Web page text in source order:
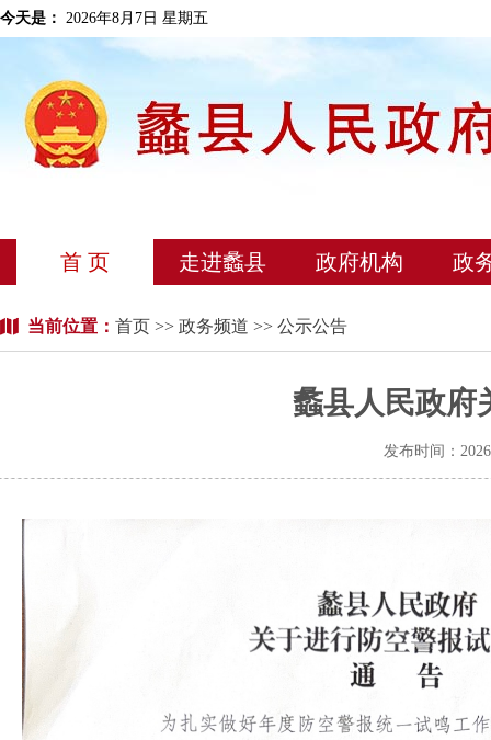
今天是： 2026年8月7日 星期五
首 页 走进蠡县 政府机构 政
当前位置： 首页 >> 政务频道 >> 公示公告
蠡县人民政府
发布时间：